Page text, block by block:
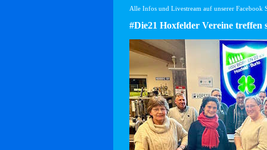
Alle Infos und Livestream auf unserer Facebook
#Die21 Hoxfelder Vereine treffen